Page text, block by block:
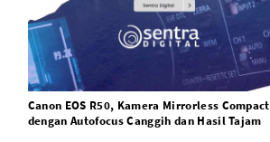
Canon EOS R50, Kamera Mirrorless Compact
dengan Autofocus Canggih dan Hasil Tajam